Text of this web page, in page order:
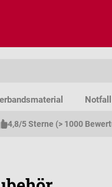
4,8/5 Sterne (> 1000